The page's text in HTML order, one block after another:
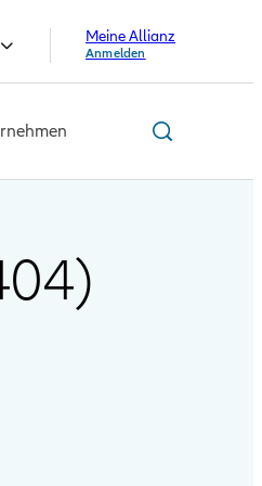
Meine Allianz
Anmelden